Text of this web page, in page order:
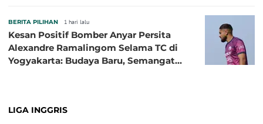
BERITA PILIHAN 1 hari lalu
Kesan Positif Bomber Anyar Persita
Alexandre Ramalingom Selama TC di
Yogyakarta: Budaya Baru, Semangat
LIGA INGGRIS